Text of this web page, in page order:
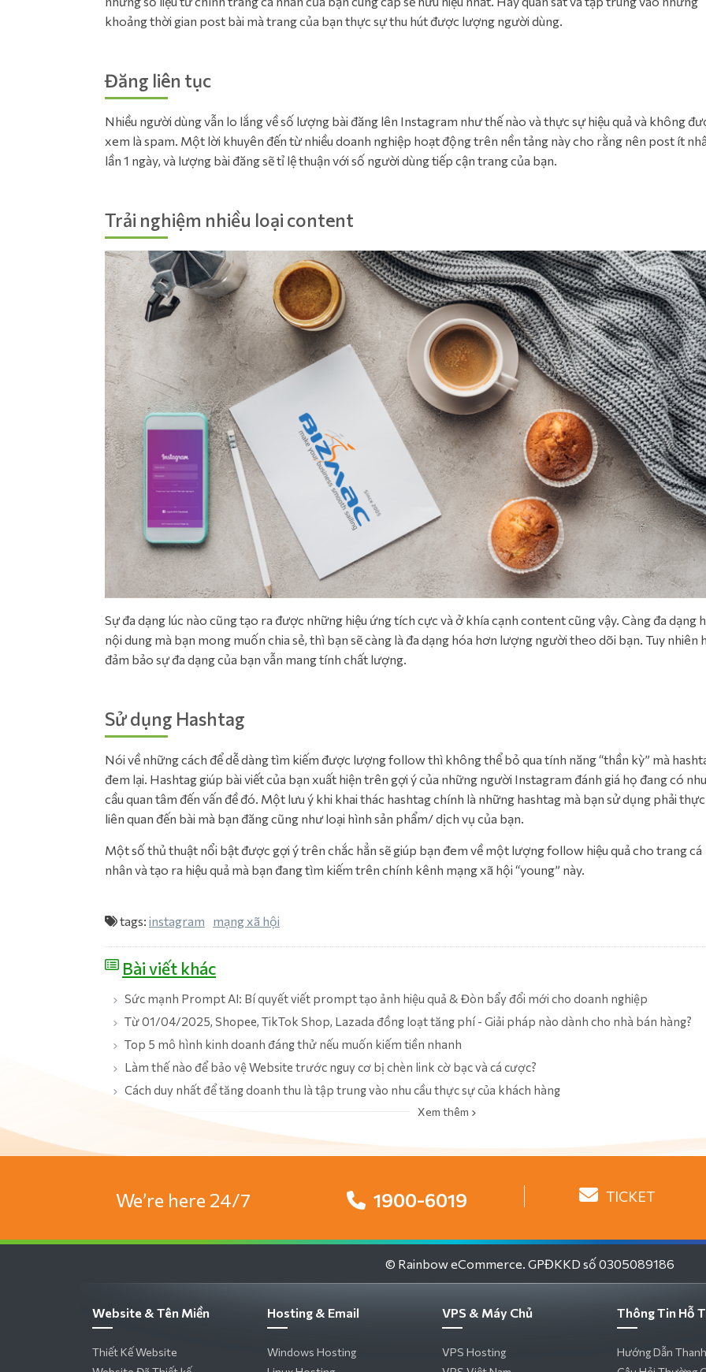
khoảng thời gian post bài mà trang của bạn thực sự thu hút được lượng người dùng.
Đăng liên tục
Nhiều người dùng vẫn lo lắng về số lượng bài đăng lên Instagram như thế nào và thực sự hiệu quả và không
xem là spam. Một lời khuyên đến từ nhiều doanh nghiệp hoạt động trên nền tảng này cho rằng nên post ít
lần 1 ngày, và lượng bài đăng sẽ tỉ lệ thuận với số người dùng tiếp cận trang của bạn.
Trải nghiệm nhiều loại content
Sự đa dạng lúc nào cũng tạo ra được những hiệu ứng tích cực và ở khía cạnh content cũng vậy. Càng đa dạng
nội dung mà bạn mong muốn chia sẻ, thì bạn sẽ càng là đa dạng hóa hơn lượng người theo dõi bạn. Tuy nhiên
đảm bảo sự đa dạng của bạn vẫn mang tính chất lượng.
Sử dụng Hashtag
Nói về những cách để dễ dàng tìm kiếm được lượng follow thì không thể bỏ qua tính năng “thần kỳ” mà
đem lại. Hashtag giúp bài viết của bạn xuất hiện trên gợi ý của những người Instagram đánh giá họ đang có nhu
cầu quan tâm đến vấn đề đó. Một lưu ý khi khai thác hashtag chính là những hashtag mà bạn sử dụng phải
liên quan đến bài mà bạn đăng cũng như loại hình sản phẩm/ dịch vụ của bạn.
Một số thủ thuật nổi bật được gợi ý trên chắc hẳn sẽ giúp bạn đem về một lượng follow hiệu quả cho trang cá
nhân và tạo ra hiệu quả mà bạn đang tìm kiếm trên chính kênh mạng xã hội “young” này.
tags: instagram mạng xã hội
Bài viết khác
Sức mạnh Prompt AI: Bí quyết viết prompt tạo ảnh hiệu quả & Đòn bẩy đổi mới cho doanh nghiệp
Từ 01/04/2025, Shopee, TikTok Shop, Lazada đồng loạt tăng phí - Giải pháp nào dành cho nhà bán hàng?
Top 5 mô hình kinh doanh đáng thử nếu muốn kiếm tiền nhanh
Làm thế nào để bảo vệ Website trước nguy cơ bị chèn link cờ bạc và cá cược?
Cách duy nhất để tăng doanh thu là tập trung vào nhu cầu thực sự của khách hàng
Xem thêm
We’re here 24/7 1900-6019 TICKET
© Rainbow eCommerce. GPĐKKD số 0305089186
Website & Tên Miền
Thiết Kế Website
Hosting & Email
Windows Hosting
VPS & Máy Chủ
VPS Hosting
Thông Tin Hỗ
Hướng Dẫn